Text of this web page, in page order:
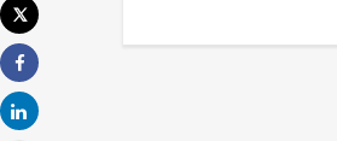
Imprimir
Tweet
Share
Share